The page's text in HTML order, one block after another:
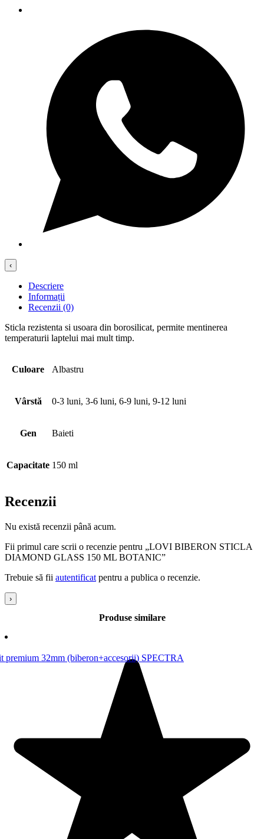
‹
Descriere
Informații
Recenzii (0)
Sticla rezistenta si usoara din borosilicat, permite mentinerea
temperaturii laptelui mai mult timp.
Culoare Albastru
Vârstă 0-3 luni, 3-6 luni, 6-9 luni, 9-12 luni
Gen Baieti
Capacitate 150 ml
Recenzii
Nu există recenzii până acum.
Fii primul care scrii o recenzie pentru „LOVI BIBERON STICLA
DIAMOND GLASS 150 ML BOTANIC”
Trebuie să fii autentificat pentru a publica o recenzie.
›
Produse similare